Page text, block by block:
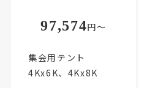
97,574円～
集会用テント
4Kx6K、4Kx8K